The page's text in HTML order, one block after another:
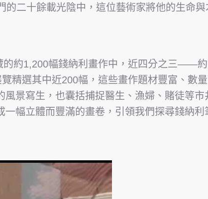
二十餘載光陰中，這位藝術家將他的生命與
的約1,200幅錢納利畫作中，近四分之三——約
精選其中近200幅，這些畫作題材豐富、數
景寫生，也囊括捕捉醫生、漁婦、賭徒等市
幅立體而豐滿的畫卷，引領我們探尋錢納利